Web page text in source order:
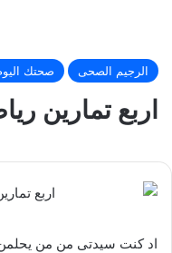
الرجيم الصحى صحتك
اربع تمارين
اد كنت سيدتى من من